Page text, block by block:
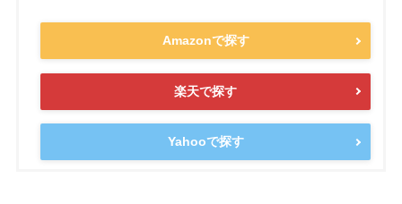
Amazonで探す
楽天で探す
Yahooで探す